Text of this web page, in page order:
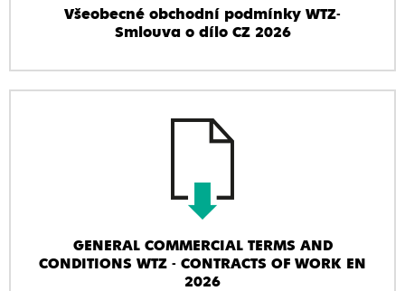
Všeobecné obchodní podmínky WTZ-
Smlouva o dílo CZ 2026
GENERAL COMMERCIAL TERMS AND
CONDITIONS WTZ - CONTRACTS OF WORK EN
2026